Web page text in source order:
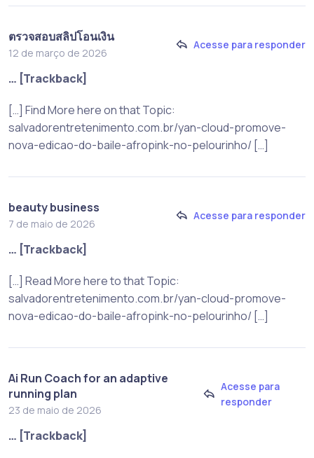
ตรวจสอบสลิปโอนเงิน
12 de março de 2026
Acesse para responder
… [Trackback]
[…] Find More here on that Topic:
salvadorentretenimento.com.br/yan-cloud-promove-
nova-edicao-do-baile-afropink-no-pelourinho/ […]
beauty business
7 de maio de 2026
Acesse para responder
… [Trackback]
[…] Read More here to that Topic:
salvadorentretenimento.com.br/yan-cloud-promove-
nova-edicao-do-baile-afropink-no-pelourinho/ […]
Ai Run Coach for an adaptive
running plan
23 de maio de 2026
Acesse para
responder
… [Trackback]